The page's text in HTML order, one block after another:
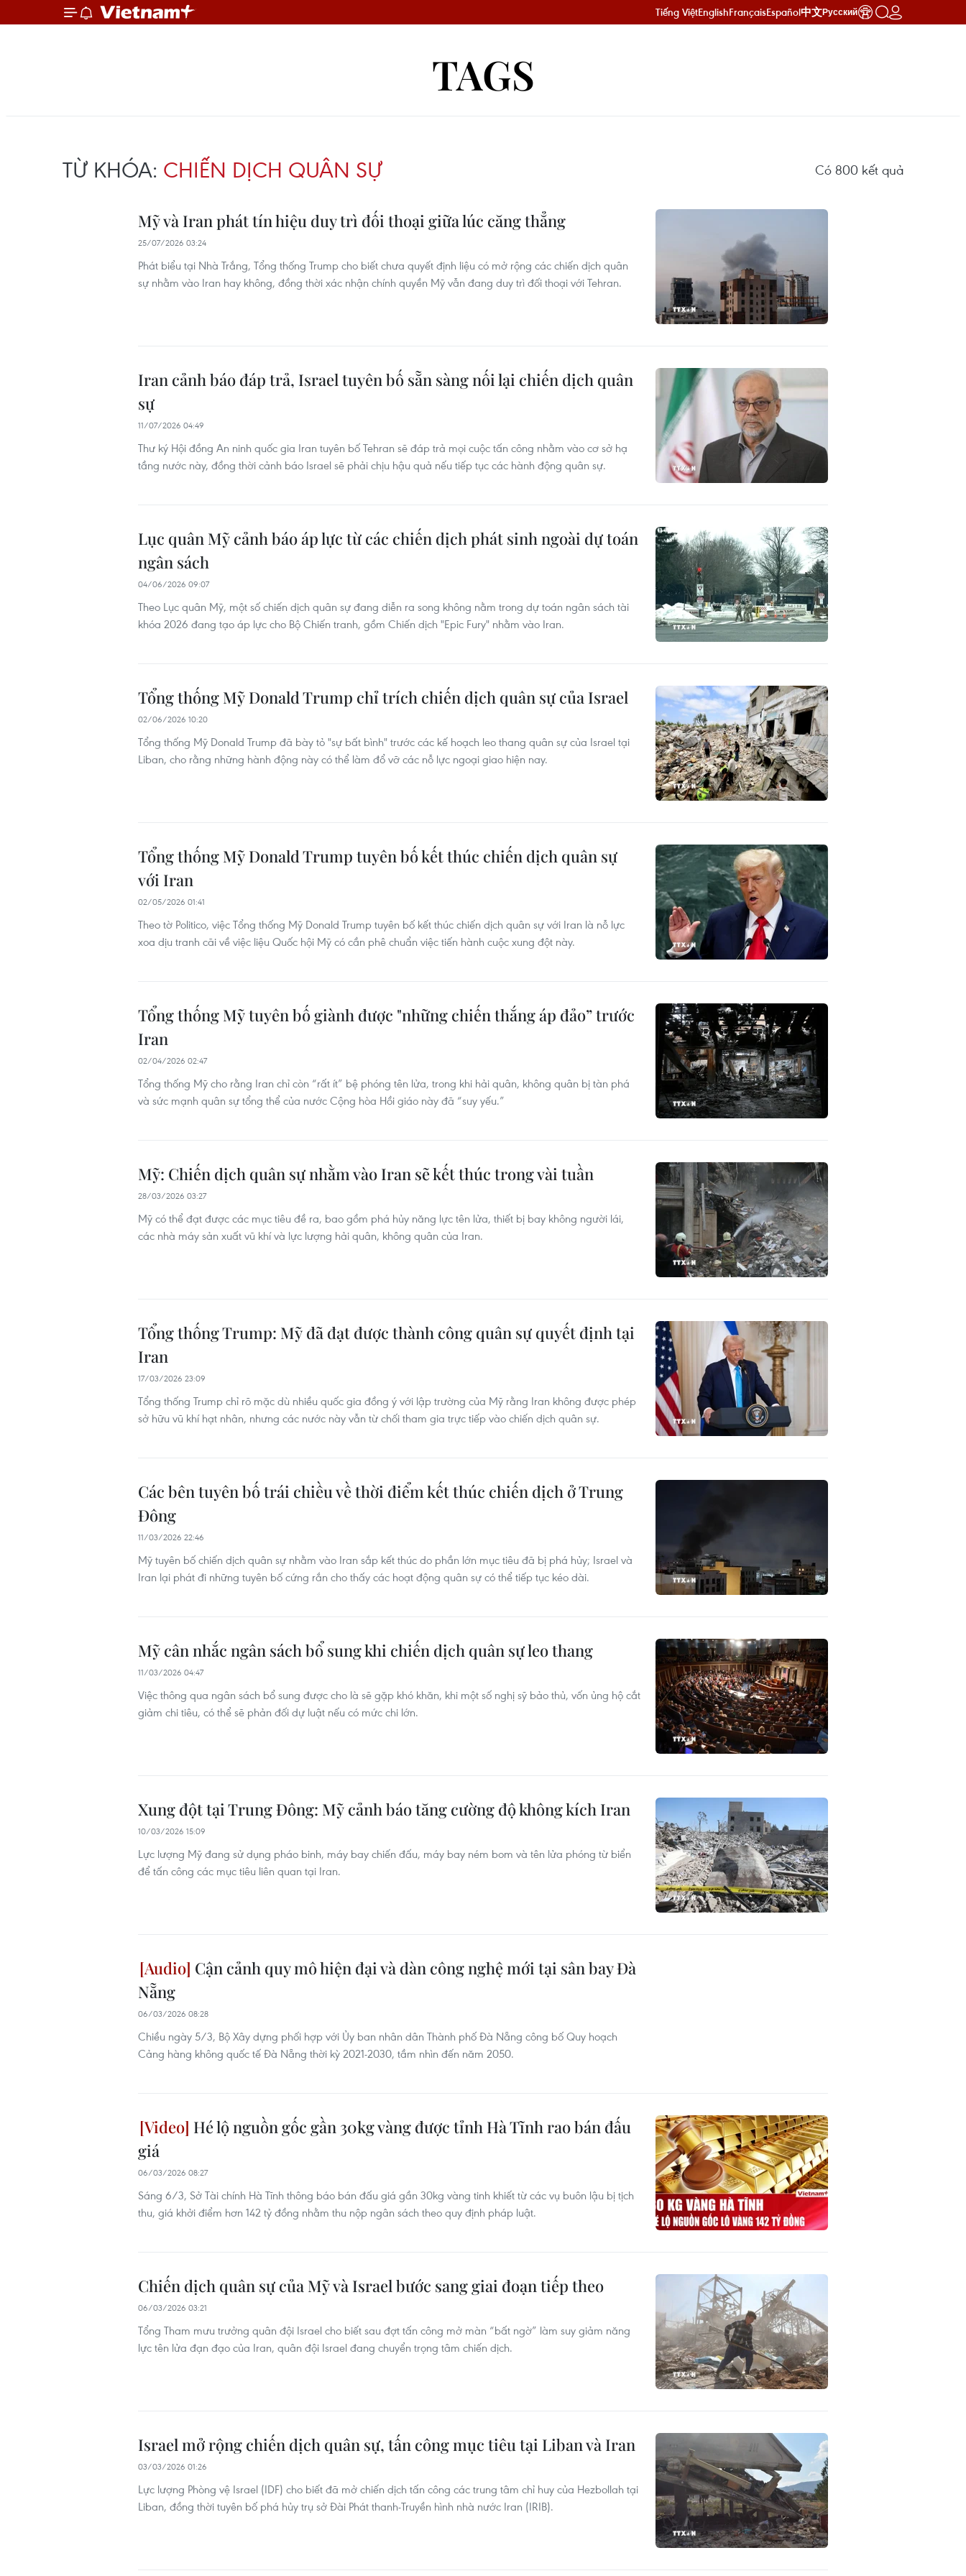
Tiếng ViệtEnglishFrançaisEspañol中文Русский
TAGS
TỪ KHÓA: CHIẾN DỊCH QUÂN SỰ Có 800 kết quả
Mỹ và Iran phát tín hiệu duy trì đối thoại giữa lúc căng thẳng
25/07/2026 03:24
Phát biểu tại Nhà Trắng, Tổng thống Trump cho biết chưa quyết định liệu có mở rộng các chiến dịch quân
sự nhằm vào Iran hay không, đồng thời xác nhận chính quyền Mỹ vẫn đang duy trì đối thoại với Tehran.
Iran cảnh báo đáp trả, Israel tuyên bố sẵn sàng nối lại chiến dịch quân
sự
11/07/2026 04:49
Thư ký Hội đồng An ninh quốc gia Iran tuyên bố Tehran sẽ đáp trả mọi cuộc tấn công nhằm vào cơ sở hạ
tầng nước này, đồng thời cảnh báo Israel sẽ phải chịu hậu quả nếu tiếp tục các hành động quân sự.
Lục quân Mỹ cảnh báo áp lực từ các chiến dịch phát sinh ngoài dự toán
ngân sách
04/06/2026 09:07
Theo Lục quân Mỹ, một số chiến dịch quân sự đang diễn ra song không nằm trong dự toán ngân sách tài
khóa 2026 đang tạo áp lực cho Bộ Chiến tranh, gồm Chiến dịch "Epic Fury" nhằm vào Iran.
Tổng thống Mỹ Donald Trump chỉ trích chiến dịch quân sự của Israel
02/06/2026 10:20
Tổng thống Mỹ Donald Trump đã bày tỏ "sự bất bình" trước các kế hoạch leo thang quân sự của Israel tại
Liban, cho rằng những hành động này có thể làm đổ vỡ các nỗ lực ngoại giao hiện nay.
Tổng thống Mỹ Donald Trump tuyên bố kết thúc chiến dịch quân sự
với Iran
02/05/2026 01:41
Theo tờ Politico, việc Tổng thống Mỹ Donald Trump tuyên bố kết thúc chiến dịch quân sự với Iran là nỗ lực
xoa dịu tranh cãi về việc liệu Quốc hội Mỹ có cần phê chuẩn việc tiến hành cuộc xung đột này.
Tổng thống Mỹ tuyên bố giành được "những chiến thắng áp đảo” trước
Iran
02/04/2026 02:47
Tổng thống Mỹ cho rằng Iran chỉ còn “rất ít” bệ phóng tên lửa, trong khi hải quân, không quân bị tàn phá
và sức mạnh quân sự tổng thể của nước Cộng hòa Hồi giáo này đã “suy yếu.”
Mỹ: Chiến dịch quân sự nhằm vào Iran sẽ kết thúc trong vài tuần
28/03/2026 03:27
Mỹ có thể đạt được các mục tiêu đề ra, bao gồm phá hủy năng lực tên lửa, thiết bị bay không người lái,
các nhà máy sản xuất vũ khí và lực lượng hải quân, không quân của Iran.
Tổng thống Trump: Mỹ đã đạt được thành công quân sự quyết định tại
Iran
17/03/2026 23:09
Tổng thống Trump chỉ rõ mặc dù nhiều quốc gia đồng ý với lập trường của Mỹ rằng Iran không được phép
sở hữu vũ khí hạt nhân, nhưng các nước này vẫn từ chối tham gia trực tiếp vào chiến dịch quân sự.
Các bên tuyên bố trái chiều về thời điểm kết thúc chiến dịch ở Trung
Đông
11/03/2026 22:46
Mỹ tuyên bố chiến dịch quân sự nhằm vào Iran sắp kết thúc do phần lớn mục tiêu đã bị phá hủy; Israel và
Iran lại phát đi những tuyên bố cứng rắn cho thấy các hoạt động quân sự có thể tiếp tục kéo dài.
Mỹ cân nhắc ngân sách bổ sung khi chiến dịch quân sự leo thang
11/03/2026 04:47
Việc thông qua ngân sách bổ sung được cho là sẽ gặp khó khăn, khi một số nghị sỹ bảo thủ, vốn ủng hộ cắt
giảm chi tiêu, có thể sẽ phản đối dự luật nếu có mức chi lớn.
Xung đột tại Trung Đông: Mỹ cảnh báo tăng cường độ không kích Iran
10/03/2026 15:09
Lực lượng Mỹ đang sử dụng pháo binh, máy bay chiến đấu, máy bay ném bom và tên lửa phóng từ biển
để tấn công các mục tiêu liên quan tại Iran.
Cận cảnh quy mô hiện đại và dàn công nghệ mới tại sân bay Đà
Nẵng
06/03/2026 08:28
Chiều ngày 5/3, Bộ Xây dựng phối hợp với Ủy ban nhân dân Thành phố Đà Nẵng công bố Quy hoạch
Cảng hàng không quốc tế Đà Nẵng thời kỳ 2021-2030, tầm nhìn đến năm 2050.
Hé lộ nguồn gốc gần 30kg vàng được tỉnh Hà Tĩnh rao bán đấu
giá
06/03/2026 08:27
Sáng 6/3, Sở Tài chính Hà Tĩnh thông báo bán đấu giá gần 30kg vàng tinh khiết từ các vụ buôn lậu bị tịch
thu, giá khởi điểm hơn 142 tỷ đồng nhằm thu nộp ngân sách theo quy định pháp luật.
Chiến dịch quân sự của Mỹ và Israel bước sang giai đoạn tiếp theo
06/03/2026 03:21
Tổng Tham mưu trưởng quân đội Israel cho biết sau đợt tấn công mở màn “bất ngờ” làm suy giảm năng
lực tên lửa đạn đạo của Iran, quân đội Israel đang chuyển trọng tâm chiến dịch.
Israel mở rộng chiến dịch quân sự, tấn công mục tiêu tại Liban và Iran
03/03/2026 01:26
Lực lượng Phòng vệ Israel (IDF) cho biết đã mở chiến dịch tấn công các trung tâm chỉ huy của Hezbollah tại
Liban, đồng thời tuyên bố phá hủy trụ sở Đài Phát thanh-Truyền hình nhà nước Iran (IRIB).